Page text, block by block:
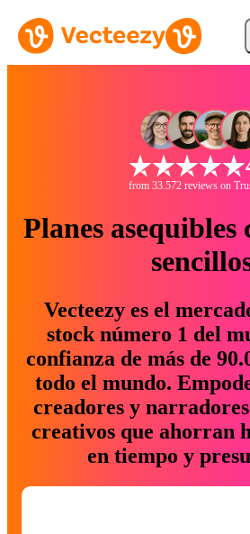
from 33.572 reviews on
Planes asequibles
Vecteezy es el
stock número 1 del
confianza de más de
todo el mundo.
creadores y
creativos que ahorran
en tiempo y